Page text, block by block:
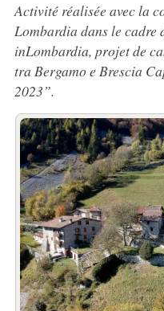
Activité réalisée avec la
Lombardia dans le cadre
inLombardia, projet de
tra Bergamo e Brescia
2023”.